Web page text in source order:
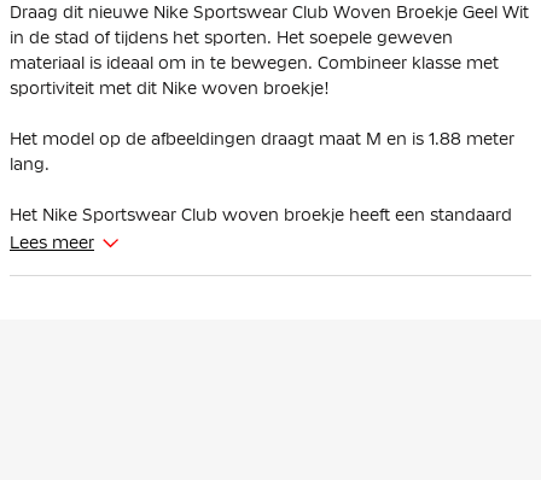
Draag dit nieuwe Nike Sportswear Club Woven Broekje Geel Wit
in de stad of tijdens het sporten. Het soepele geweven
materiaal is ideaal om in te bewegen. Combineer klasse met
sportiviteit met dit Nike woven broekje!
Het model op de afbeeldingen draagt maat M en is 1.88 meter
lang.
Het Nike Sportswear Club woven broekje heeft een standaard
pasvorm wat zorgt voor een relaxed en fijn gevoel. Met de
Lees meer